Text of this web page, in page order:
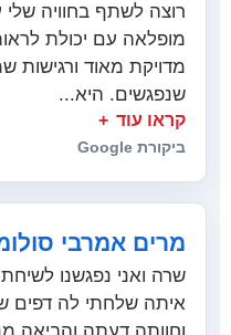
רוצה לשתף בחוויה
מופלאה עם יכולת
מדויקת מאוד
שנפגשים. היא...
קראו עוד
ביקורת Google
מרים אמרבי
שרה ואני נפגשנו
איתה שלחתי לה דפים